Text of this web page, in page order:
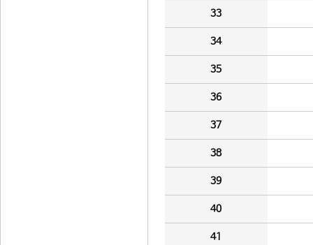
33
34
35
36
37
38
39
40
41